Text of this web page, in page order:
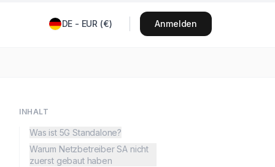
DE - EUR (€) Anmelden
INHALT
Was ist 5G Standalone?
Warum Netzbetreiber SA nicht
zuerst gebaut haben